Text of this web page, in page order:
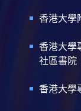
香港大學
香港大學
社區書院
香港大學